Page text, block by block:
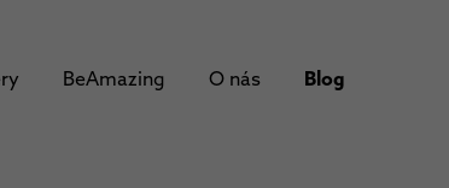
BeAmazing O nás Blog